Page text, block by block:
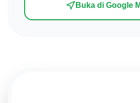
Buka di Google